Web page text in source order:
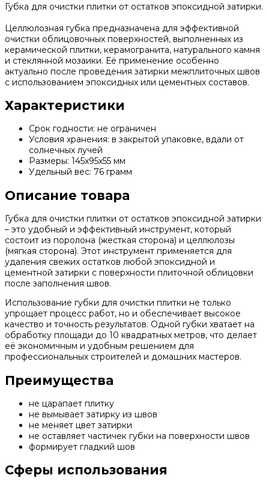
Губка для очистки плитки от остатков эпоксидной затирки.
Целлюлозная губка предназначена для эффективной
очистки облицовочных поверхностей, выполненных из
керамической плитки, керамогранита, натурального камня
и стеклянной мозаики. Её применение особенно
актуально после проведения затирки межплиточных швов
с использованием эпоксидных или цементных составов.
Характеристики
Срок годности: не ограничен
Условия хранения: в закрытой упаковке, вдали от
солнечных лучей
Размеры: 145х95х55 мм
Удельный вес: 76 грамм
Описание товара
Губка для очистки плитки от остатков эпоксидной затирки
– это удобный и эффективный инструмент, который
состоит из поролона (жесткая сторона) и целлюлозы
(мягкая сторона). Этот инструмент применяется для
удаления свежих остатков любой эпоксидной и
цементной затирки с поверхности плиточной облицовки
после заполнения швов.
Использование губки для очистки плитки не только
упрощает процесс работ, но и обеспечивает высокое
качество и точность результатов. Одной губки хватает на
обработку площади до 10 квадратных метров, что делает
её экономичным и удобным решением для
профессиональных строителей и домашних мастеров.
Преимущества
не царапает плитку
не вымывает затирку из швов
не меняет цвет затирки
не оставляет частичек губки на поверхности швов
формирует гладкий шов
Сферы использования